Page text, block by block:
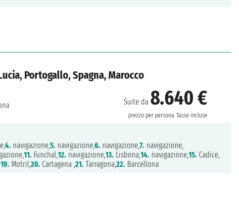
Portogallo, Spagna, Marocco
Suite da8.640 €
prezzo per persona Tasse incluse
4. navigazione,5. navigazione,6. navigazione,7. navigazione,
11. Funchal,12. navigazione,13. Lisbona,14. navigazione,15. Cadice,
19. Motril,20. Cartagena ,21. Tarragona,22. Barcellona